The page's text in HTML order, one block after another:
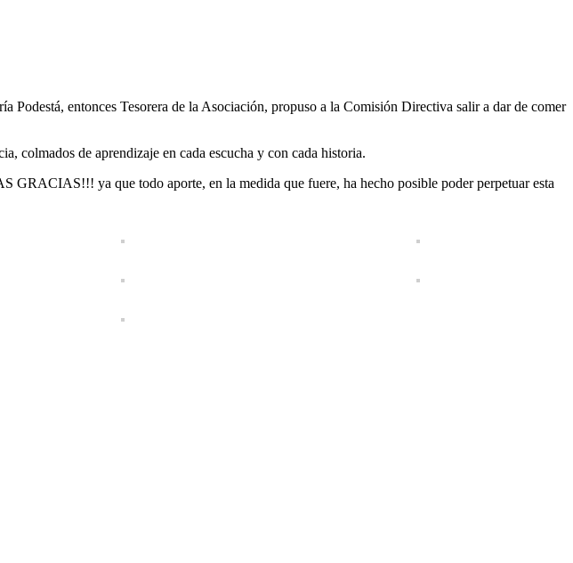
entonces Tesorera de la Asociación, propuso a la Comisión Directiva salir a dar de comer
colmados de aprendizaje en cada escucha y con cada historia.
GRACIAS!!! ya que todo aporte, en la medida que fuere, ha hecho posible poder perpetuar esta